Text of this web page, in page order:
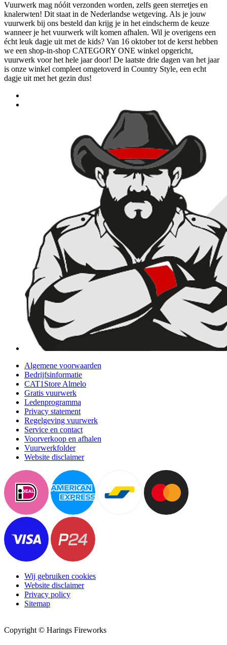
Vuurwerk mag nóóit verzonden worden, zelfs geen sterretjes en
knalerwten! Dit staat in de Nederlandse wetgeving. Als je jouw
vuurwerk bij ons besteld dan krijg je in het eindscherm de keuze
wanneer je het vuurwerk wilt komen afhalen. Wil je overigens een
écht leuk dagje uit met de kids? Van 16 oktober tot de kerst hebben
we een shop-in-shop CATEGORY ONE winkel opgericht,
vuurwerk voor het hele jaar door! De laatste drie dagen van het jaar
is onze winkel compleet omgetoverd in Country Style, een echt
dagje uit met het gezin dus!
Algemene voorwaarden
Bedrijfsinformatie
CAT1Store Almelo
Gratis vuurwerk
Ledenprogramma
Privacy statement
Regelgeving vuurwerk
Service en contact
Voorverkoop en afhalen
Vuurwerkfolder
Website disclaimer
Wij gebruiken cookies
Website disclaimer
Privacy policy
Sitemap
Copyright © Harings Fireworks